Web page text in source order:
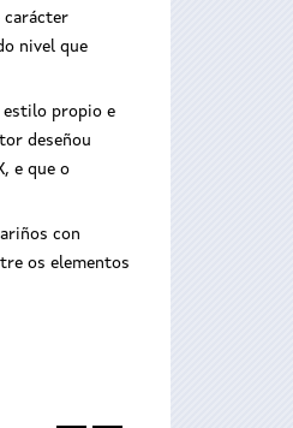
carácter
nivel que
estilo propio e
deseñou
e que o
con
os elementos